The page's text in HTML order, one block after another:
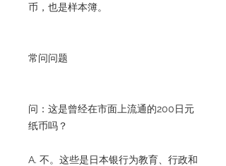
币，也是样本簿。
常问问题
问：这是曾经在市面上流通的200日元
纸币吗？
A. 不。这些是日本银行为教育、行政和